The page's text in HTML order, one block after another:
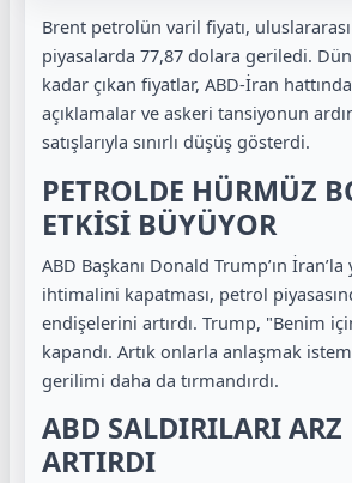
Brent petrolün varil fiyatı,
piyasalarda 77,87 dolara geriledi.
kadar çıkan fiyatlar, ABD-İran
açıklamalar ve askeri tansiyonun
satışlarıyla sınırlı düşüş gösterdi.
PETROLDE HÜRMÜZ
ETKİSİ BÜYÜYOR
ABD Başkanı Donald Trump’ın
ihtimalini kapatması, petrol
endişelerini artırdı. Trump, "Benim
kapandı. Artık onlarla anlaşmak
gerilimi daha da tırmandırdı.
ABD SALDIRILARI
ARTIRDI